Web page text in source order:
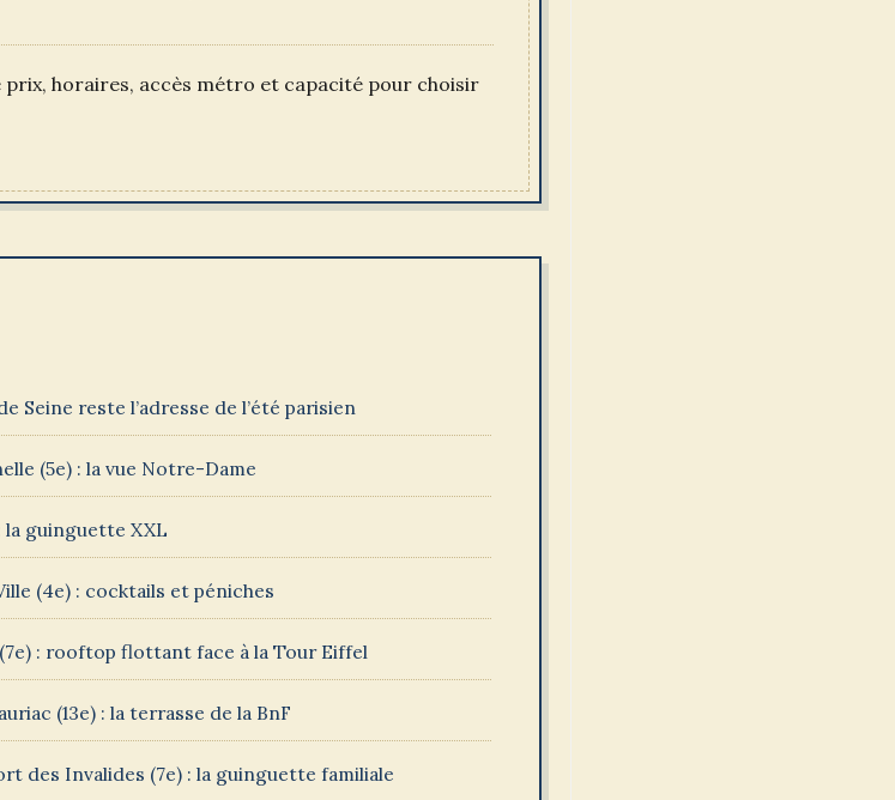
horaires, accès métro et capacité pour choisir
Seine reste l’adresse de l’été parisien
(5e) : la vue Notre-Dame
la guinguette XXL
(4e) : cocktails et péniches
: rooftop flottant face à la Tour Eiffel
(13e) : la terrasse de la BnF
des Invalides (7e) : la guinguette familiale